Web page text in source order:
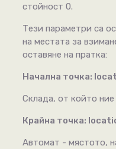
стойност 0.
Тези параметри са
на местата за
оставяне на пратка:
Начална точка:
Склада, от който
Крайна точка:
Автомат - мястото,